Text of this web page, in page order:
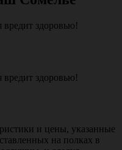
вредит здоровью!
вредит здоровью!
и цены, указанные
на полках в